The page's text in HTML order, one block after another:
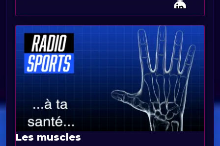
Les muscles